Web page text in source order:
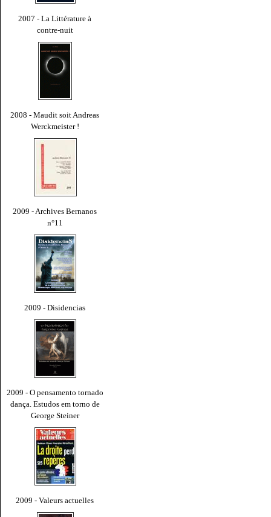
2007 - La Littérature à
contre-nuit
2008 - Maudit soit Andreas
Werckmeister !
2009 - Archives Bernanos
n°11
2009 - Disidencias
2009 - O pensamento tornado
dança. Estudos em torno de
George Steiner
2009 - Valeurs actuelles